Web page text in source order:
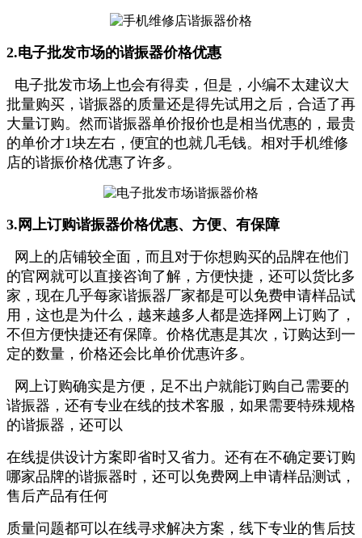
2.电子批发市场的谐振器价格优惠
电子批发市场上也会有得卖，但是，小编不太建议大
批量购买，谐振器的质量还是得先试用之后，合适了再
大量订购。 然而谐振器单价报价也是相当优惠的，最贵
的单价才1块左右，便宜的也就几毛钱。相对手机维修
店的谐振价格优惠了许多。
3.网上订购谐振器价格优惠、方便、有保障
网上的店铺较全面，而且对于你想购买的品牌在他们
的官网就可以直接咨询了解，方便快捷，还可以货比多
家，现在几乎每家谐振器厂家都是可以免费申请样品试
用，这也是为什么，越来越多人都是选择网上订购了，
不但方便快捷还有保障。价格优惠是其次，订购达到一
定的数量，价格还会比单价优惠许多。
网上订购确实是方便，足不出户就能订购自己需要的
谐振器，还有专业在线的技术客服，如果需要特殊规格
的谐振器，还可以
在线提供设计方案即省时又省力。还有在不确定要订购
哪家品牌的谐振器时，还可以免费网上申请样品测试，
售后产品有任何
质量问题都可以在线寻求解决方案，线下专业的售后技